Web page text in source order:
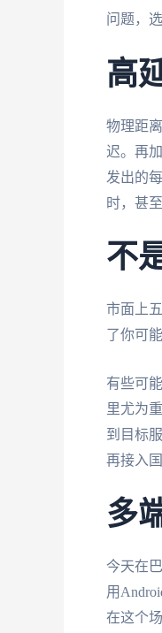
问题，
高
物理距
迟。再
发出的
时，甚
不
市面上
了你可
有些可
里尤为
到目标
再接入
多
今天在
用
在这个